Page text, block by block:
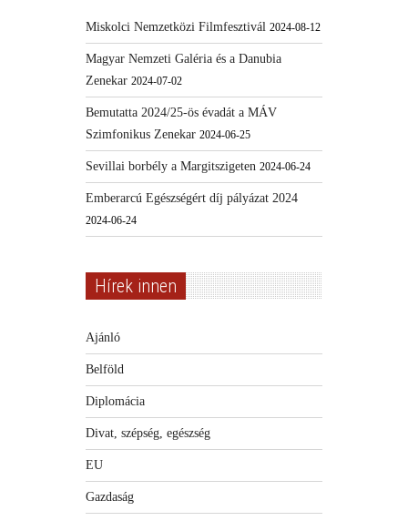
Miskolci Nemzetközi Filmfesztivál 2024-08-12
Magyar Nemzeti Galéria és a Danubia
Zenekar 2024-07-02
Bemutatta 2024/25-ös évadát a MÁV
Szimfonikus Zenekar 2024-06-25
Sevillai borbély a Margitszigeten 2024-06-24
Emberarcú Egészségért díj pályázat 2024
2024-06-24
Hírek innen
Ajánló
Belföld
Diplomácia
Divat, szépség, egészség
EU
Gazdaság